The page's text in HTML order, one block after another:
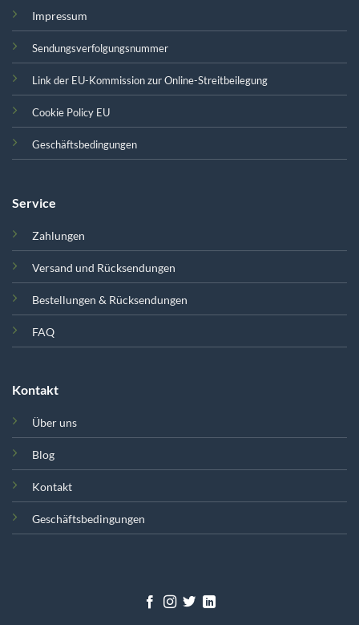
Impressum
Sendungsverfolgungsnummer
Link der EU-Kommission zur Online-Streitbeilegung
Cookie Policy EU
Geschäftsbedingungen
Service
Zahlungen
Versand und Rücksendungen
Bestellungen & Rücksendungen
FAQ
Kontakt
Über uns
Blog
Kontakt
Geschäftsbedingungen